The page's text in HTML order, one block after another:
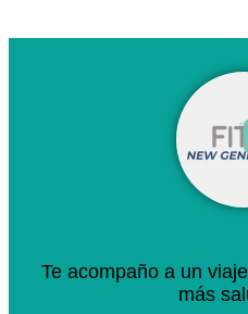
Te acompaño a un
más